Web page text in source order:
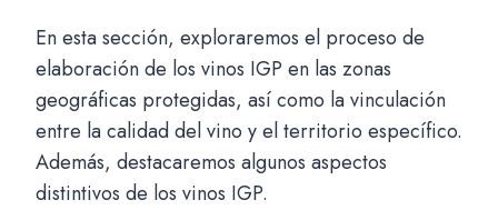
En esta sección, exploraremos el proceso de
elaboración de los vinos IGP en las zonas
geográficas protegidas, así como la vinculación
entre la calidad del vino y el territorio específico.
Además, destacaremos algunos aspectos
distintivos de los vinos IGP.